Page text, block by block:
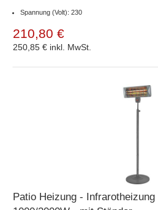
Spannung (Volt): 230
210,80 €
250,85 € inkl. MwSt.
Patio Heizung -